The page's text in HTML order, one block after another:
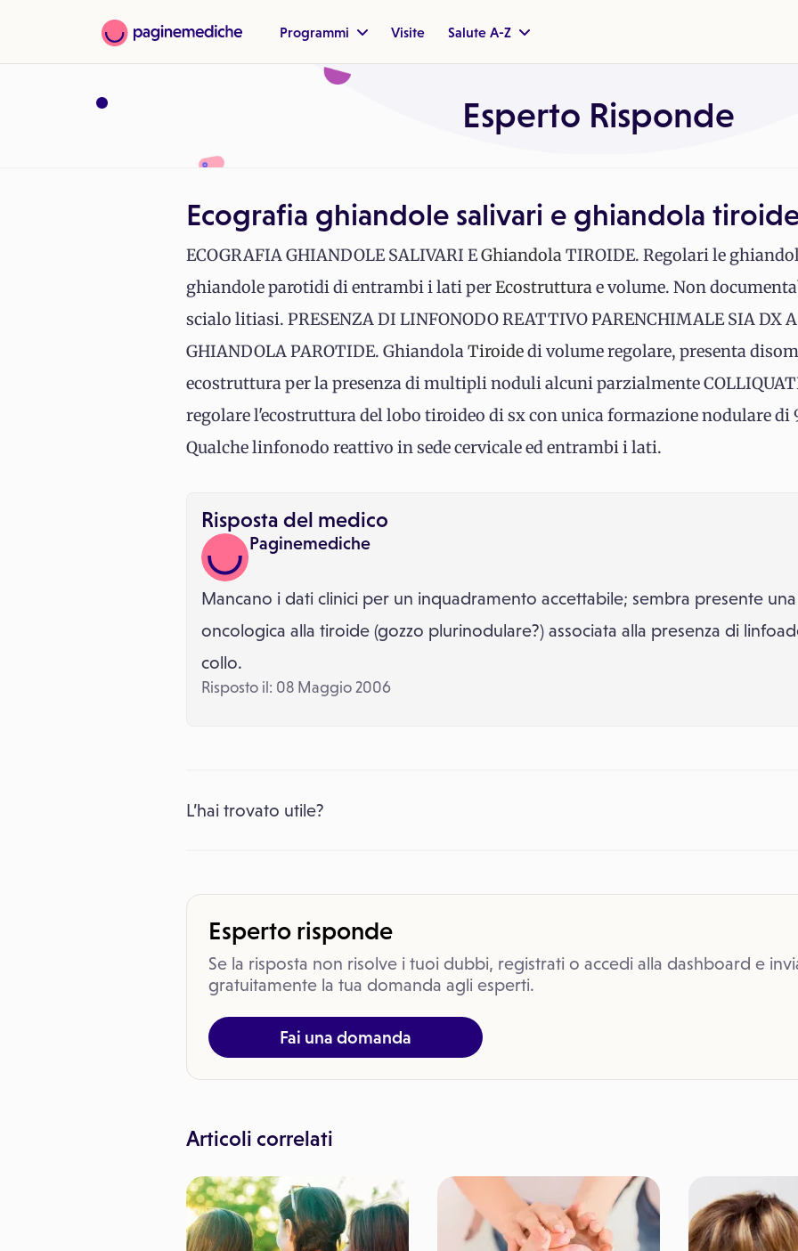
Programmi Visite Salute A-Z
Esperto Risponde
Ecografia ghiandole salivari e ghiandola
ECOGRAFIA GHIANDOLE SALIVARI EGhiandolaTIROIDE. Regolari le
ghiandole parotidi di entrambi i lati perEcostrutturae volume. Non
scialo litiasi. PRESENZA DI LINFONODO REATTIVO PARENCHIMALE SIA DX
GHIANDOLA PAROTIDE. GhiandolaTiroidedi volume regolare, presenta
ecostruttura per la presenza di multipli noduli alcuni parzialmente
regolare l'ecostruttura del lobo tiroideo di sx con unica formazione nodulare
Qualche linfonodo reattivo in sede cervicale ed entrambi i lati.
Risposta del medico
Paginemediche
Mancano i dati clinici per un inquadramento accettabile; sembra presente
oncologica alla tiroide (gozzo plurinodulare?) associata alla presenza di
collo.
Risposto il: 08 Maggio 2006
L’hai trovato utile?
Esperto risponde
Se la risposta non risolve i tuoi dubbi, registrati o accedi alla dashboard e
gratuitamente la tua domanda agli esperti.
Fai una domanda
Articoli correlati